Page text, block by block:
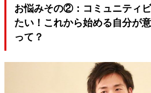
お悩みその②：コミュニティ
たい！ これから始める自分が
って？